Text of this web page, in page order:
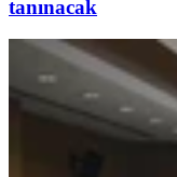
tanınacak